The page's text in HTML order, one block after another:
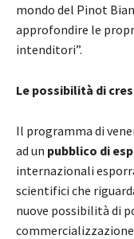
mondo del Pinot
approfondire le
intenditori”.
Le possibilità di
Il programma di
ad un pubblico di
internazionali
scientifici che
nuove possibilità di